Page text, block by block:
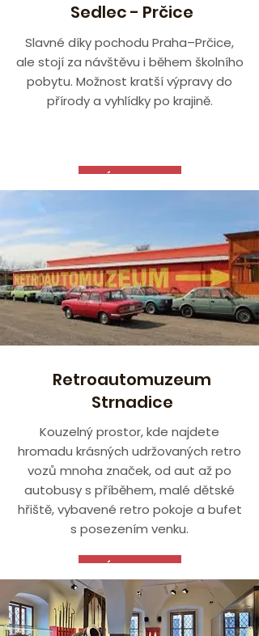
Sedlec - Prčice
Slavné díky pochodu Praha–Prčice,
ale stojí za návštěvu i během školního
pobytu. Možnost kratší výpravy do
přírody a vyhlídky po krajině.
VÍCE ZDE
Retroautomuzeum
Strnadice
Kouzelný prostor, kde najdete
hromadu krásných udržovaných retro
vozů mnoha značek, od aut až po
autobusy s příběhem, malé dětské
hřiště, vybavené retro pokoje a bufet
s posezením venku.
VÍCE ZDE